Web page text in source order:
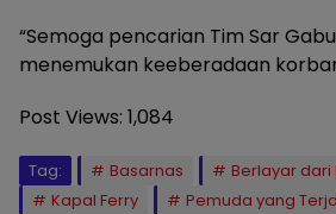
“Semoga pencarian Tim Sar
menemukan keeberadaan
Post Views: 1,084
Tag: Basarnas
Berlayar dari
Kapal Ferry
Pemuda yang